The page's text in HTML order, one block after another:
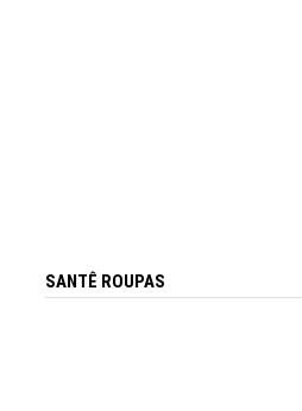
SANTÊ ROUPAS